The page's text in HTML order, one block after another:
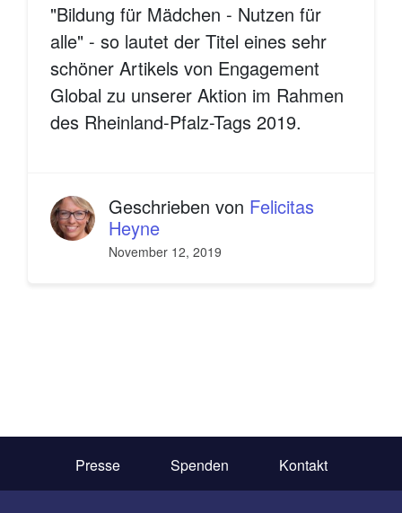
"Bildung für Mädchen - Nutzen für
alle" - so lautet der Titel eines sehr
schöner Artikels von Engagement
Global zu unserer Aktion im Rahmen
des Rheinland-Pfalz-Tags 2019.
Geschrieben von Felicitas
Heyne
November 12, 2019
Presse Spenden Kontakt